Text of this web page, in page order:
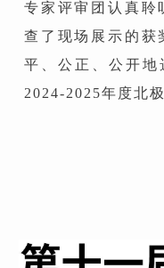
专家评审团认真聆
查了现场展示的获
平、公正、公开地
2024-2025年度北